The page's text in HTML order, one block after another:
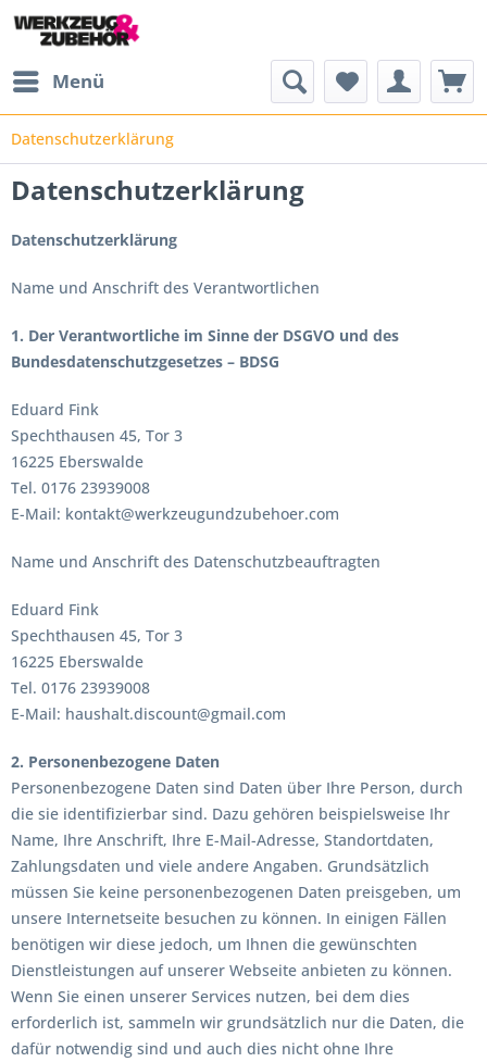
Menü
Datenschutzerklärung
Datenschutzerklärung
Datenschutzerklärung
Name und Anschrift des Verantwortlichen
1. Der Verantwortliche im Sinne der DSGVO und des
Bundesdatenschutzgesetzes – BDSG
Eduard Fink
Spechthausen 45, Tor 3
16225 Eberswalde
Tel. 0176 23939008
E-Mail: kontakt@werkzeugundzubehoer.com
Name und Anschrift des Datenschutzbeauftragten
Eduard Fink
Spechthausen 45, Tor 3
16225 Eberswalde
Tel. 0176 23939008
E-Mail: haushalt.discount@gmail.com
2. Personenbezogene Daten
Personenbezogene Daten sind Daten über Ihre Person, durch
die sie identifizierbar sind. Dazu gehören beispielsweise Ihr
Name, Ihre Anschrift, Ihre E-Mail-Adresse, Standortdaten,
Zahlungsdaten und viele andere Angaben. Grundsätzlich
müssen Sie keine personenbezogenen Daten preisgeben, um
unsere Internetseite besuchen zu können. In einigen Fällen
benötigen wir diese jedoch, um Ihnen die gewünschten
Dienstleistungen auf unserer Webseite anbieten zu können.
Wenn Sie einen unserer Services nutzen, bei dem dies
erforderlich ist, sammeln wir grundsätzlich nur die Daten, die
dafür notwendig sind und auch dies nicht ohne Ihre